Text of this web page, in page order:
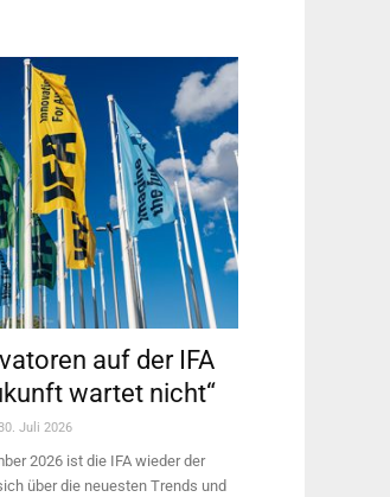
auf der IFA
wartet nicht“
Juli 2026
2026 ist die IFA wieder der
über die neuesten Trends und